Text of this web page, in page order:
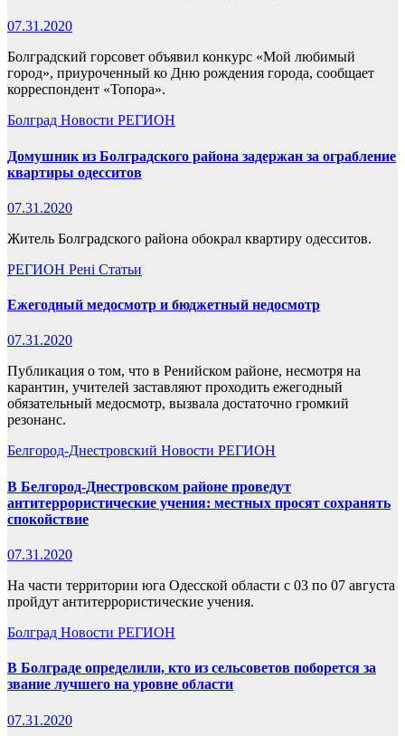
07.31.2020
Болградский горсовет объявил конкурс «Мой любимый
город», приуроченный ко Дню рождения города, сообщает
корреспондент «Топора».
Болград Новости РЕГИОН
Домушник из Болградского района задержан за ограбление
квартиры одесситов
07.31.2020
Житель Болградского района обокрал квартиру одесситов.
РЕГИОН Рені Статьи
Ежегодный медосмотр и бюджетный недосмотр
07.31.2020
Публикация о том, что в Ренийском районе, несмотря на
карантин, учителей заставляют проходить ежегодный
обязательный медосмотр, вызвала достаточно громкий
резонанс.
Белгород-Днестровский Новости РЕГИОН
В Белгород-Днестровском районе проведут
антитеррористические учения: местных просят сохранять
спокойствие
07.31.2020
На части территории юга Одесской области с 03 по 07 августа
пройдут антитеррористические учения.
Болград Новости РЕГИОН
В Болграде определили, кто из сельсоветов поборется за
звание лучшего на уровне области
07.31.2020